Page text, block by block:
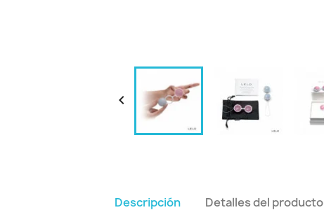

Descripción Detalles del producto